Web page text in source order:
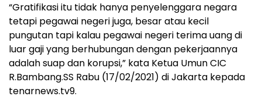
“Gratifikasi itu tidak hanya penyelenggara negara
tetapi pegawai negeri juga, besar atau kecil
pungutan tapi kalau pegawai negeri terima uang di
luar gaji yang berhubungan dengan pekerjaannya
adalah suap dan korupsi,” kata Ketua Umun CIC
R.Bambang.SS Rabu (17/02/2021) di Jakarta kepada
tenarnews.tv9.